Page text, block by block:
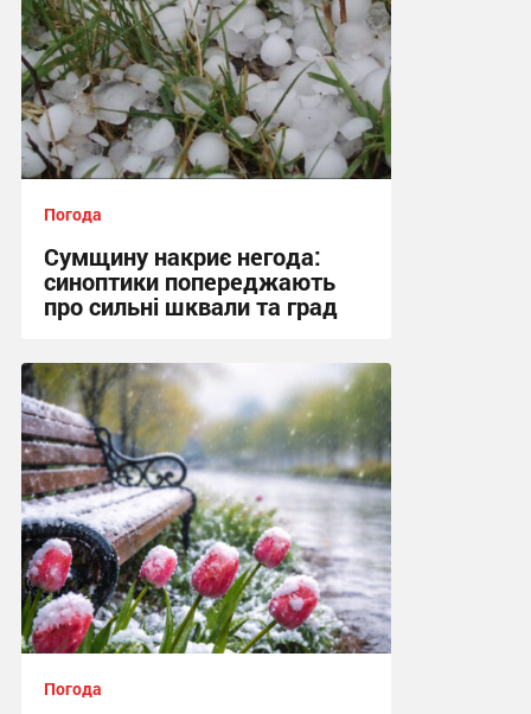
Погода
Сумщину накриє негода:
синоптики попереджають
про сильні шквали та град
15:50, 20.07.2026
Погода